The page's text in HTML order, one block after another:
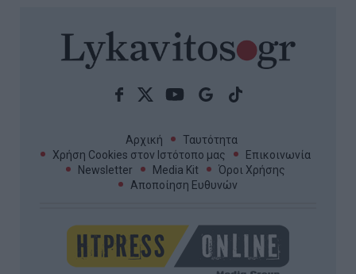
Αρχική
Ταυτότητα
Χρήση Cookies στον Ιστότοπο μας
Επικοινωνία
Newsletter
Media Kit
Όροι Χρήσης
Αποποίηση Ευθυνών